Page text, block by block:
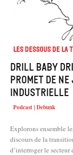
Les dessous de
Drill baby
promet de
industrielle
Podcast | Debunk
Explorons ensemble
discours de la
d’interroger le